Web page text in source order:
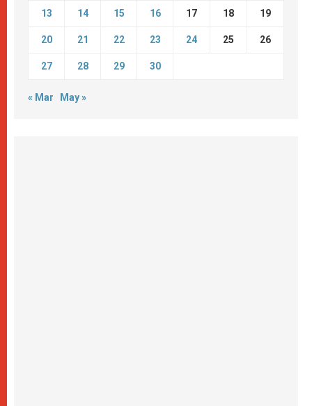
13 14 15 16 17 18 19
20 21 22 23 24 25 26
27 28 29 30
« Mar May »